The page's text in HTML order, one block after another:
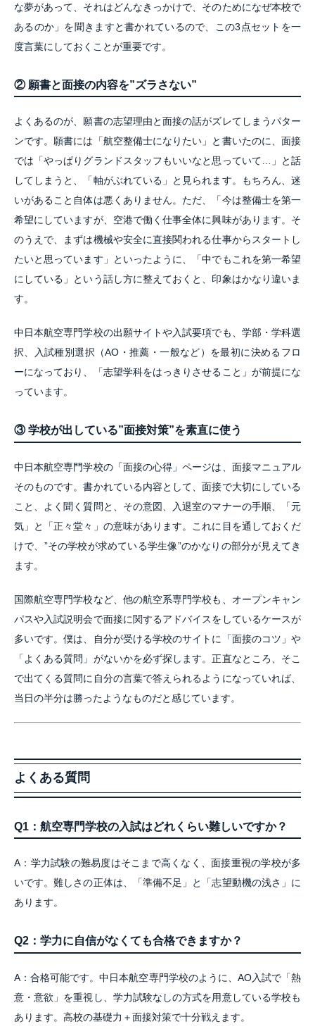
な夢があって、それはどんなきっかけで、そのためになぜ本校で
あるのか」を聞きますと書かれているので、この3点セットを一
度言葉にしておくことが重要です。
② 願書と面接の内容を”ズラさない”
よくあるのが、願書の志望理由と面接の話がズレてしまうパター
ンです。願書には「航空整備士になりたい」と書いたのに、面接
では「やっぱりグランドスタッフもいいなと思っていて…」と話
してしまうと、「軸がぶれている」と見られます。もちろん、迷
いがあること自体は悪くありません。ただ、「今は整備士を第一
希望にしていますが、空港で働く仕事全体に興味があります。そ
のうえで、まずは機械や安全に直接関われる仕事からスタートし
たいと思っています」といったように、「中でもこれを第一希望
にしている」という話し方に整えておくと、印象はかなり違いま
す。
中日本航空専門学校の出願サイトや入試要項でも、学部・学科選
択、入試種別選択（AO・推薦・一般など）を最初に決めるフロ
ーになっており、「志望学科をはっきりさせること」が前提にな
っています。
③ 学校が出している”面接対策”を素直に使う
中日本航空専門学校の「面接の心得」ページは、面接マニュアル
そのものです。書かれている内容として、面接で大切にしている
こと、よく聞く質問と、その意図、入退室のマナーの手順、「元
気」と「正々堂々」の意味があります。これに目を通しておくだ
けで、”その学校が求めている学生像”のかなりの部分が見えてき
ます。
国際航空専門学校など、他の航空系専門学校も、オープンキャン
パスや入試説明会で面接に関するアドバイスをしているケースが
多いです。僕は、自分が受ける学校のサイトに「面接のコツ」や
「よくある質問」がないかを必ず探します。正直なところ、そこ
で出てくる質問に自分の言葉で答えられるようになっていれば、
当日の半分は勝ったようなものだと感じています。
よくある質問
Q1：航空専門学校の入試はどれくらい難しいですか？
A：学力試験の難易度はそこまで高くなく、面接重視の学校が多
いです。難しさの正体は、「準備不足」と「志望動機の浅さ」に
あります。
Q2：学力に自信がなくても合格できますか？
A：合格可能です。中日本航空専門学校のように、AO入試で「熱
意・意欲」を重視し、学力試験なしの方式を用意している学校も
あります。高校の基礎力＋面接対策で十分戦えます。